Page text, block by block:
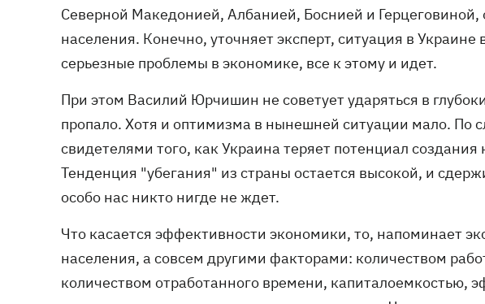
Северной Македонией, Албанией, Боснией и Герцеговиной,
населения. Конечно, уточняет эксперт, ситуация в
серьезные проблемы в экономике, все к этому и идет.
При этом Василий Юрчишин не советует ударяться в
пропало. Хотя и оптимизма в нынешней ситуации мало. По
свидетелями того, как Украина теряет потенциал
Тенденция "убегания" из страны остается высокой, и
особо нас никто нигде не ждет.
Что касается эффективности экономики, то, напоминает
населения, а совсем другими факторами: количеством
количеством отработанного времени, капиталоемкостью,